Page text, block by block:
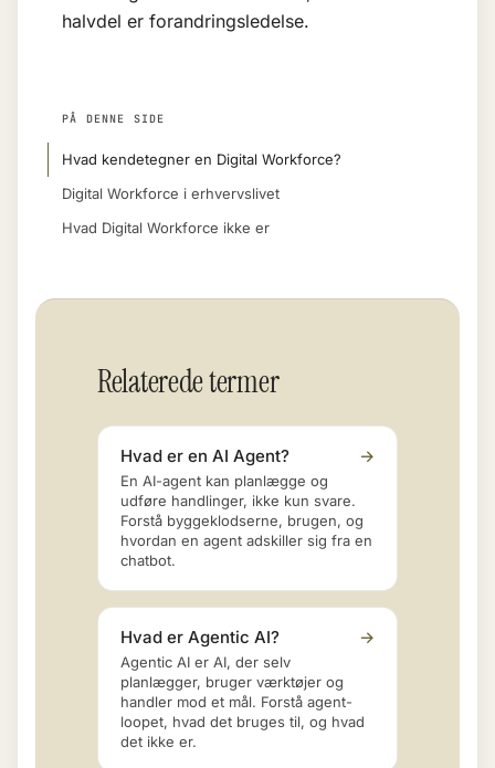
halvdel er forandringsledelse.
PÅ DENNE SIDE
Hvad kendetegner en Digital Workforce?
Digital Workforce i erhvervslivet
Hvad Digital Workforce ikke er
Relaterede termer
Hvad er en AI Agent? →
En AI-agent kan planlægge og
udføre handlinger, ikke kun svare.
Forstå byggeklodserne, brugen, og
hvordan en agent adskiller sig fra en
chatbot.
Hvad er Agentic AI? →
Agentic AI er AI, der selv
planlægger, bruger værktøjer og
handler mod et mål. Forstå agent-
loopet, hvad det bruges til, og hvad
det ikke er.